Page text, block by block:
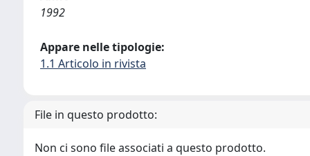
1992
Appare nelle tipologie:
1.1 Articolo in rivista
File in questo prodotto:
Non ci sono file associati a questo prodotto.